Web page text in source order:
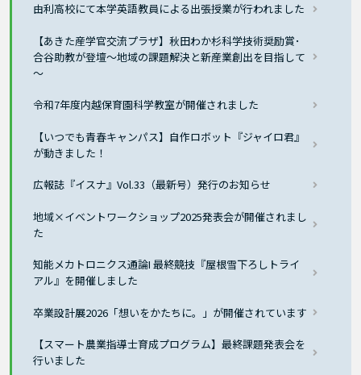
由利高校にて本学英語教員による出張授業が行われました
【あきた産学官交流プラザ】秋田わか杉科学技術奨励賞･
合谷助教が登壇～地域の課題解決と新産業創出を目指して
～
令和7年度内越保育園科学教室が開催されました
【いつでも青春キャンパス】自作ロボット『ジャイロ君』
が動きました！
広報誌『イスナ』Vol.33（最新号）発行のお知らせ
地域×イベントワークショップ2025発表会が開催されまし
た
知能メカトロニクス通論I 最終競技『屋根雪下ろしトライ
アル』を開催しました
卒業設計展2026「想いをかたちに。」が開催されています
【スマート農業指導士育成プログラム】最終課題発表会を
行いました